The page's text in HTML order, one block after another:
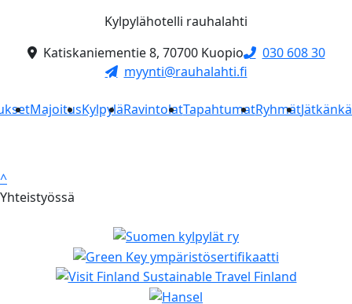
Kylpylähotelli rauhalahti
Katiskaniementie 8, 70700 Kuopio
030 608 30
myynti@rauhalahti.fi
MajoitusKylpyläRavintolatTapahtumatRyhmät
^
Yhteistyössä